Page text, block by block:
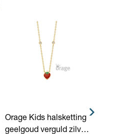
Orage Kids halsketting
geelgoud verguld zilver